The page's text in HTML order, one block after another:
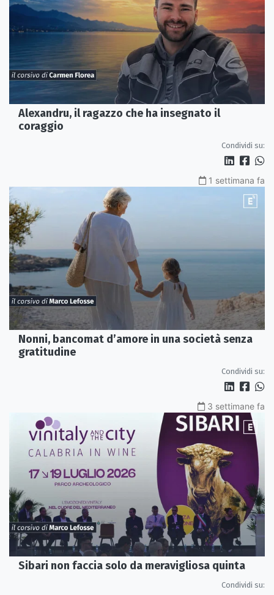
Alexandru, il ragazzo che ha insegnato il
coraggio
Condividi su:
1 settimana fa
Nonni, bancomat d’amore in una società senza
gratitudine
Condividi su:
3 settimane fa
Sibari non faccia solo da meravigliosa quinta
Condividi su: